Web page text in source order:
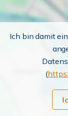
Ich bin damit
(